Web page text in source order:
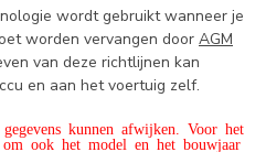
wordt gebruikt wanneer je
worden vervangen door AGM
van deze richtlijnen kan
en aan het voertuig zelf.
gegevens kunnen afwijken. Voor het
ook het model en het bouwjaar